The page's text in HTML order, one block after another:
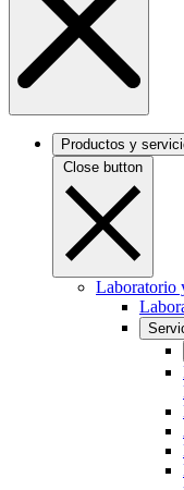
Productos y
Close button
Laboratorio